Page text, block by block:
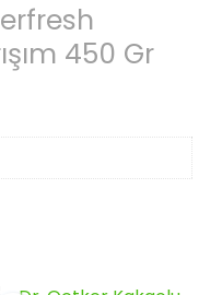
450 Gr